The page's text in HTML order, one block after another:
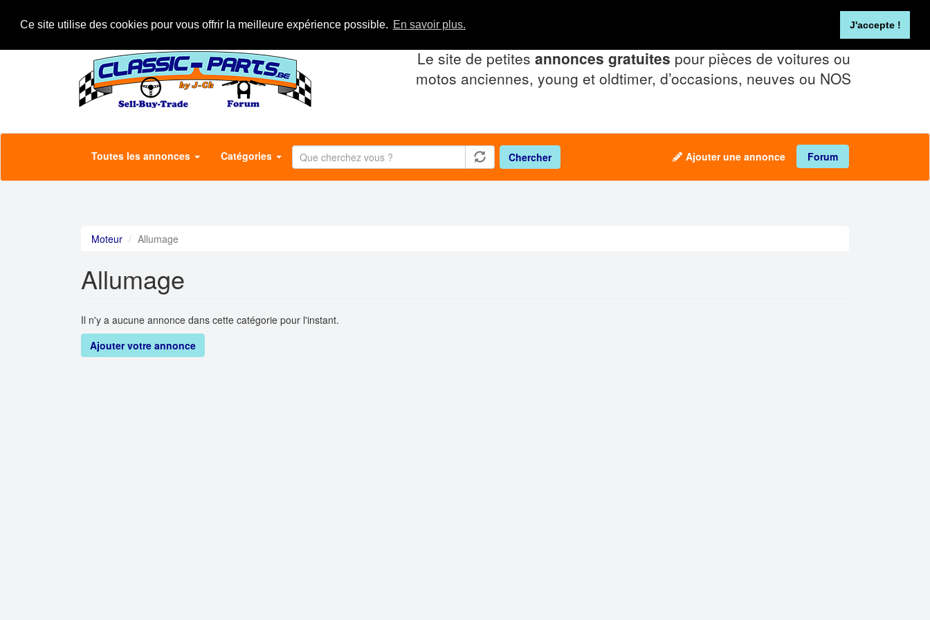
Ce site utilise des cookies pour vous offrir la meilleure expérience possible. En savoir plus. J'accepte !
principal
NL
Le site de petites annonces gratuites pour pièces de voitures ou
motos anciennes, young et oldtimer, d’occasions, neuves ou NOS
Toutes les annonces Catégories Chercher Ajouter une annonce Forum
Moteur Allumage
Allumage
Il n'y a aucune annonce dans cette catégorie pour l'instant.
Ajouter votre annonce